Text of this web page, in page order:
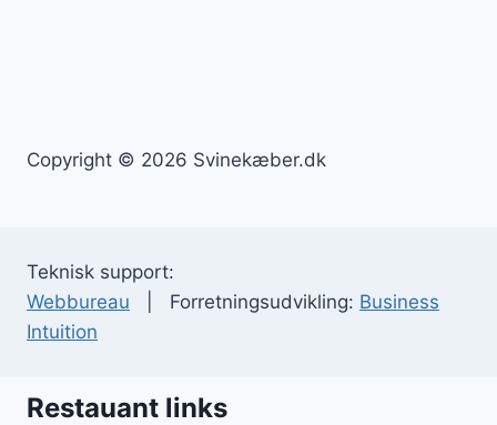
Copyright © 2026 Svinekæber.dk
Teknisk support:
Webbureau | Forretningsudvikling: Business
Intuition
Restauant links